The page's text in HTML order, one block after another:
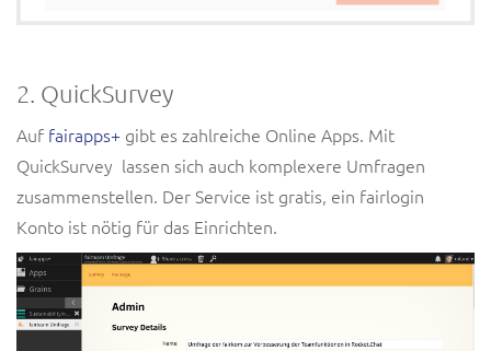
2. QuickSurvey
Auf fairapps+ gibt es zahlreiche Online Apps. Mit
QuickSurvey lassen sich auch komplexere Umfragen
zusammenstellen. Der Service ist gratis, ein fairlogin
Konto ist nötig für das Einrichten.